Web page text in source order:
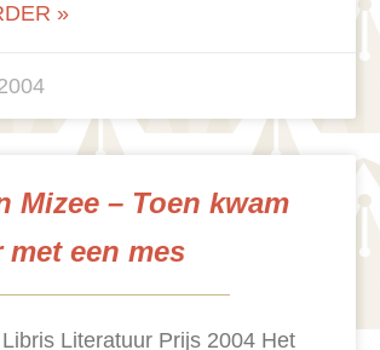
»
Mizee – Toen kwam
met een mes
Literatuur Prijs 2004 Het